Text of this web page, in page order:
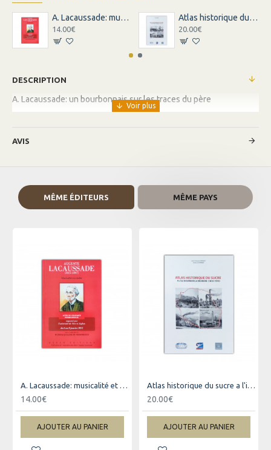
A. Lacaussade: musicalité et créolité
14.00€
Atlas historique du sucre a l'ile bourbon …
20.00€
DESCRIPTION
A. Lacaussade: un bourbonnais sur les traces du père
AVIS
MÊME ÉDITEURS MÊME PAYS
A. Lacaussade: musicalité et créolité
14.00€
AJOUTER AU PANIER
Atlas historique du sucre a l'ile bourbon …
20.00€
AJOUTER AU PANIER